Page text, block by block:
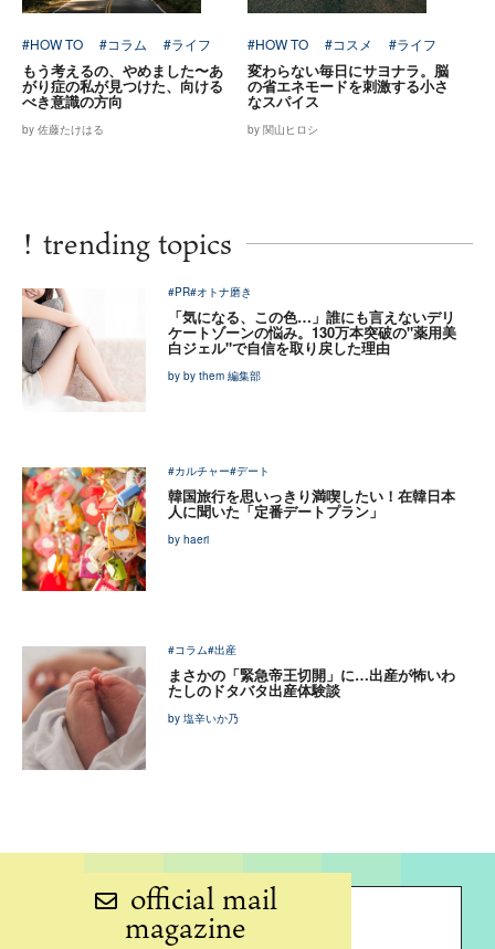
#HOW TO #コラム #ライフ
もう考えるの、やめました〜あ
がり症の私が見つけた、向ける
べき意識の方向
by 佐藤たけはる
#HOW TO #コスメ #ライフ
変わらない毎日にサヨナラ。脳
の省エネモードを刺激する小さ
なスパイス
by 関山ヒロシ
! trending topics
#PR#オトナ磨き
「気になる、この色…」誰にも言えないデリ
ケートゾーンの悩み。130万本突破の"薬用美
白ジェル"で自信を取り戻した理由
by by them 編集部
#カルチャー#デート
韓国旅行を思いっきり満喫したい！在韓日本
人に聞いた「定番デートプラン」
by haeri
#コラム#出産
まさかの「緊急帝王切開」に…出産が怖いわ
たしのドタバタ出産体験談
by 塩辛いか乃
official mail
magazine